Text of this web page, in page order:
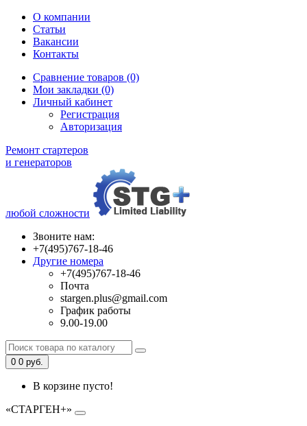
О компании
Статьи
Вакансии
Контакты
Сравнение товаров (0)
Мои закладки (0)
Личный кабинет
Регистрация
Авторизация
Ремонт стартеров
и генераторов
любой сложности
Звоните нам:
+7(495)767-18-46
Другие номера
+7(495)767-18-46
Почта
stargen.plus@gmail.com
График работы
9.00-19.00
0 0 руб.
В корзине пусто!
«СТАРГЕН+»